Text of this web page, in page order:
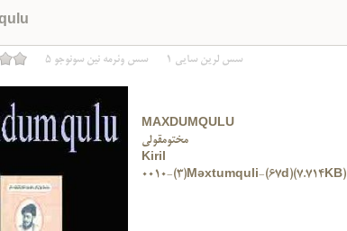
سس لرین سایی 1 سس وئرمه نین سونوجو 5
MAXDUMQULU
مختومقولی
Kiril
0010-(3)Məxtumquli-(67d)(7.714KB)